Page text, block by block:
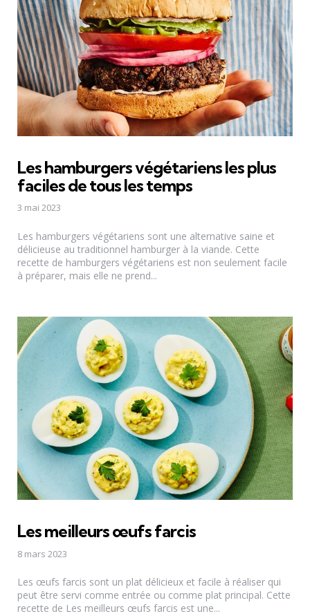
Les hamburgers végétariens les plus
faciles de tous les temps
3 mai 2023
Les hamburgers végétariens sont une alternative saine et
délicieuse au traditionnel hamburger à la viande. Cette
recette de hamburgers végétariens est non seulement facile
à préparer, mais elle ne prend...
Les meilleurs œufs farcis
8 mars 2023
Les œufs farcis sont un plat délicieux et facile à réaliser qui
peut être servi comme entrée ou comme plat principal. Cette
recette de Les meilleurs œufs farcis est une...